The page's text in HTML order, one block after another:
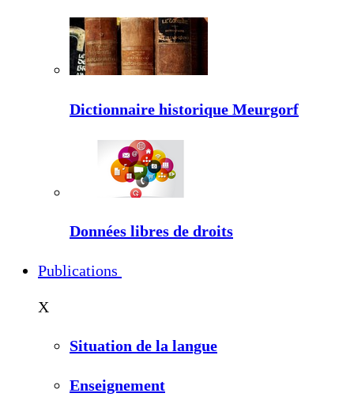
Dictionnaire historique Meurgorf
Données libres de droits
Publications
X
Situation de la langue
Enseignement